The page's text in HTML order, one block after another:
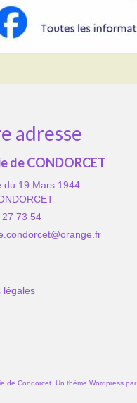
adresse
de CONDORCET
du 19 Mars 1944
73 54
légales
de Condorcet. Un thème Wordpress par